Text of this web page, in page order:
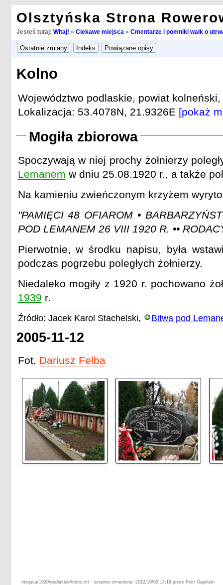
Olsztyńska Strona
Jesteś tutaj: Witaj! » Ciekawe miejsca » Cmentarze i pomniki walk o
Kolno
Województwo podlaskie, powiat
Lokalizacja: 53.4078N, 21.9326E [pokaż
Mogiła zbiorowa
Spoczywają w niej prochy żołnierzy
Lemanem w dniu 25.08.1920 r., a także
Na kamieniu zwieńczonym krzyżem
"PAMIĘCI 48 OFIAROM •
POD LEMANEM 26 VIII 1920 R. ••
Pierwotnie, w środku napisu, była
podczas pogrzebu poległych żołnierzy.
Niedaleko mogiły z 1920 r. pochowano
1939 r.
Źródło: Jacek Karol Stachelski, Bitwa pod
2005-11-12
Fot. Dariusz Felba
miejsca/1920/podlaskie/kolno.txt · ostatnio zmienione: 2012/10/02 14:16 przez Piotr Gapiński